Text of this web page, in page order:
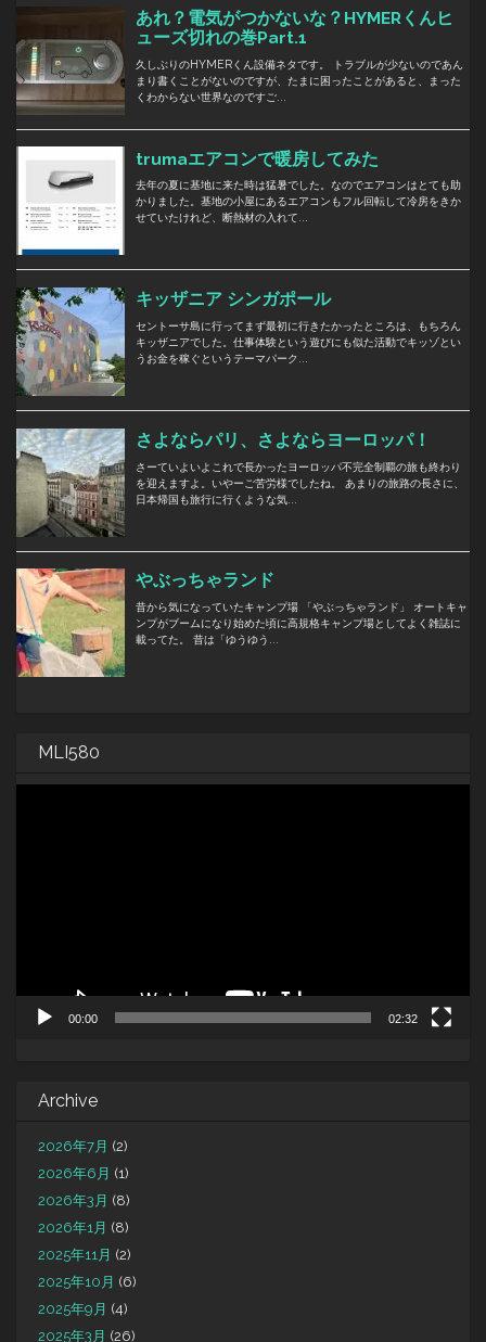
MLI580
00:00 02:32
Archive
2026年7月 (2)
2026年6月 (1)
2026年3月 (8)
2026年1月 (8)
2025年11月 (2)
2025年10月 (6)
2025年9月 (4)
2025年3月 (26)